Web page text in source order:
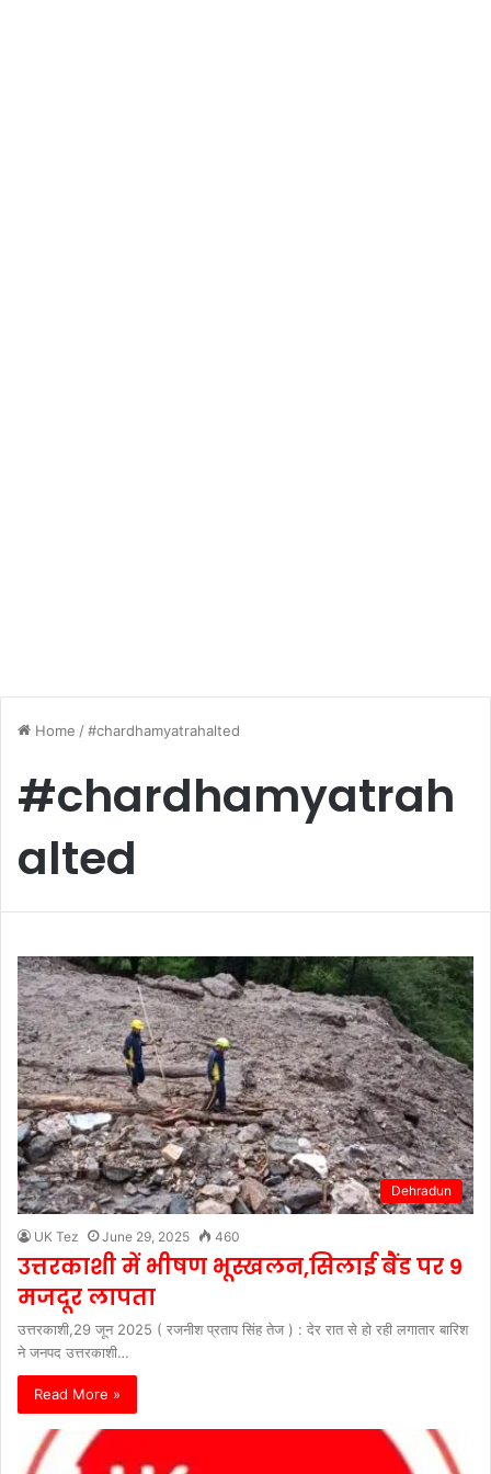
Home /#chardhamyatrahalted
#chardhamyatrah
alted
Dehradun
UK Tez June 29, 2025 460
उत्तरकाशी में भीषण भूस्खलन,सिलाई बैंड पर 9
मजदूर लापता
उत्तरकाशी,29 जून 2025 ( रजनीश प्रताप सिंह तेज ) : देर रात से हो रही लगातार बारिश
ने जनपद उत्तरकाशी…
Read More »